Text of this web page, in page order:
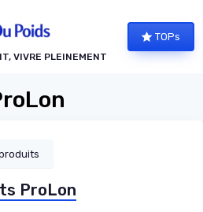
VIVRE PLEINEMENT
TOPs
ProLon